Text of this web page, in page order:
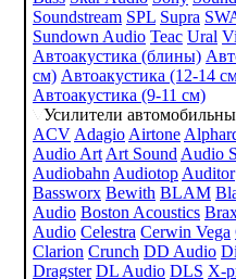
Soundstream SPL Supra
Sundown Audio Teac Ural
Автоакустика (блины)
см) Автоакустика (12-14
Автоакустика (9-11 см)
Усилители
ACV Adagio Airtone
Audio Art Art Sound Audio
Audiobahn Audiotop Auditor
Bassworx Bewith BLAM
Audio Boston Acoustics
Audio Celestra Cerwin Vega
Clarion Crunch DD Audio
Dragster DL Audio DLS X-